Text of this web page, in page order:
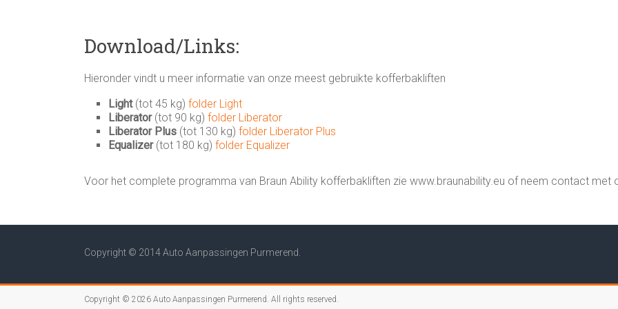
Download/Links:
Hieronder vindt u meer informatie van onze meest gebruikte kofferbakliften
Light(tot 45 kg) folder Light
Liberator(tot 90 kg) folder Liberator
Liberator Plus (tot 130 kg) folder Liberator Plus
Equalizer(tot 180 kg) folder Equalizer
Voor het complete programma van Braun Ability kofferbakliften zie www.braunability.eu of neem contact met
Copyright © 2014 Auto Aanpassingen Purmerend.
Copyright © 2026 Auto Aanpassingen Purmerend. All rights reserved.